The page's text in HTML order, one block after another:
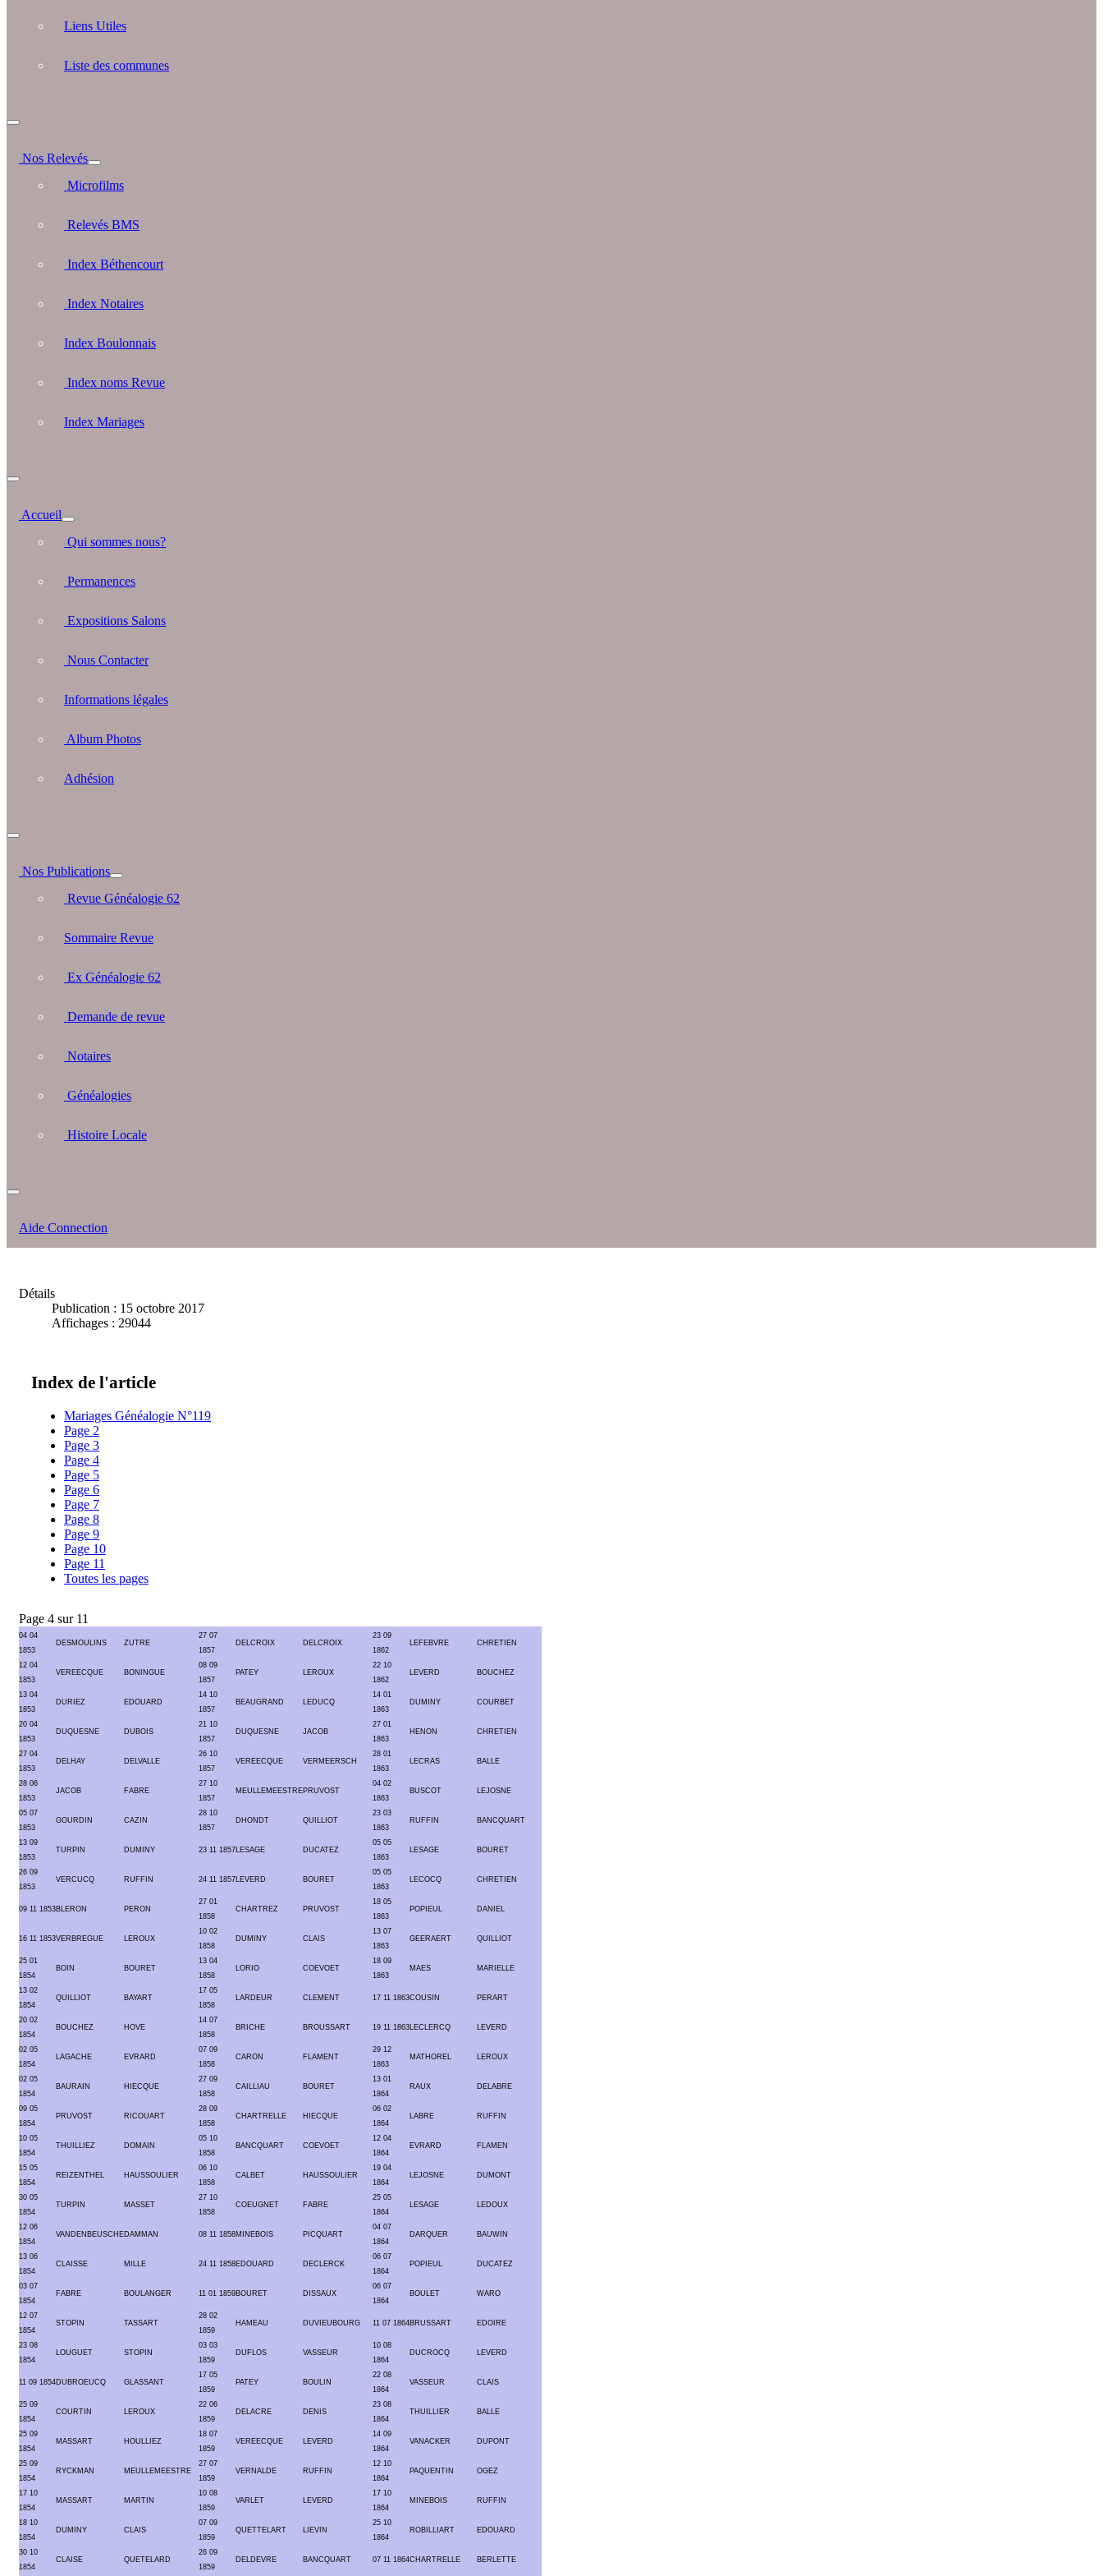
Liens Utiles
Liste des communes
Nos Relevés
Microfilms
Relevés BMS
Index Béthencourt
Index Notaires
Index Boulonnais
Index noms Revue
Index Mariages
Accueil
Qui sommes nous?
Permanences
Expositions Salons
Nous Contacter
Informations légales
Album Photos
Adhésion
Nos Publications
Revue Généalogie 62
Sommaire Revue
Ex Généalogie 62
Demande de revue
Notaires
Généalogies
Histoire Locale
Aide Connection
Détails
Publication : 15 octobre 2017
Affichages : 29044
Index de l'article
Mariages Généalogie N°119
Page 2
Page 3
Page 4
Page 5
Page 6
Page 7
Page 8
Page 9
Page 10
Page 11
Toutes les pages
Page 4 sur 11
04 04
1853
DESMOULINS ZUTRE
27 07
1857
DELCROIX DELCROIX
23 09
1862
LEFEBVRE CHRETIEN
12 04
1853
VEREECQUE BONINGUE
08 09
1857
PATEY LEROUX
22 10
1862
LEVERD BOUCHEZ
13 04
1853
DURIEZ EDOUARD
14 10
1857
BEAUGRAND LEDUCQ
14 01
1863
DUMINY COURBET
20 04
1853
DUQUESNE DUBOIS
21 10
1857
DUQUESNE JACOB
27 01
1863
HENON CHRETIEN
27 04
1853
DELHAY DELVALLE
26 10
1857
VEREECQUE VERMEERSCH
28 01
1863
LECRAS BALLE
28 06
1853
JACOB FABRE
27 10
1857
MEULLEMEESTREPRUVOST
04 02
1863
BUSCOT LEJOSNE
05 07
1853
GOURDIN CAZIN
28 10
1857
DHONDT QUILLIOT
23 03
1863
RUFFIN BANCQUART
13 09
1853
TURPIN DUMINY 23 11 1857LESAGE DUCATEZ
05 05
1863
LESAGE BOURET
26 09
1853
VERCUCQ RUFFIN 24 11 1857LEVERD BOURET
05 05
1863
LECOCQ CHRETIEN
09 11 1853BLERON PERON
27 01
1858
CHARTREZ PRUVOST
18 05
1863
POPIEUL DANIEL
16 11 1853VERBREGUE LEROUX
10 02
1858
DUMINY CLAIS
13 07
1863
GEERAERT QUILLIOT
25 01
1854
BOIN BOURET
13 04
1858
LORIO COEVOET
18 09
1863
MAES MARIELLE
13 02
1854
QUILLIOT BAYART
17 05
1858
LARDEUR CLEMENT 17 11 1863COUSIN PERART
20 02
1854
BOUCHEZ HOVE
14 07
1858
BRICHE BROUSSART 19 11 1863LECLERCQ LEVERD
02 05
1854
LAGACHE EVRARD
07 09
1858
CARON FLAMENT
29 12
1863
MATHOREL LEROUX
02 05
1854
BAURAIN HIECQUE
27 09
1858
CAILLIAU BOURET
13 01
1864
RAUX DELABRE
09 05
1854
PRUVOST RICOUART
28 09
1858
CHARTRELLE HIECQUE
06 02
1864
LABRE RUFFIN
10 05
1854
THUILLIEZ DOMAIN
05 10
1858
BANCQUART COEVOET
12 04
1864
EVRARD FLAMEN
15 05
1854
REIZENTHEL HAUSSOULIER
06 10
1858
CALBET HAUSSOULIER
19 04
1864
LEJOSNE DUMONT
30 05
1854
TURPIN MASSET
27 10
1858
COEUGNET FABRE
25 05
1864
LESAGE LEDOUX
12 06
1854
VANDENBEUSCHEDAMMAN 08 11 1858MINEBOIS PICQUART
04 07
1864
DARQUER BAUWIN
13 06
1854
CLAISSE MILLE 24 11 1858EDOUARD DECLERCK
06 07
1864
POPIEUL DUCATEZ
03 07
1854
FABRE BOULANGER 11 01 1859BOURET DISSAUX
06 07
1864
BOULET WARO
12 07
1854
STOPIN TASSART
28 02
1859
HAMEAU DUVIEUBOURG 11 07 1864BRUSSART EDOIRE
23 08
1854
LOUGUET STOPIN
03 03
1859
DUFLOS VASSEUR
10 08
1864
DUCROCQ LEVERD
11 09 1854DUBROEUCQ GLASSANT
17 05
1859
PATEY BOULIN
22 08
1864
VASSEUR CLAIS
25 09
1854
COURTIN LEROUX
22 06
1859
DELACRE DENIS
23 08
1864
THUILLIER BALLE
25 09
1854
MASSART HOULLIEZ
18 07
1859
VEREECQUE LEVERD
14 09
1864
VANACKER DUPONT
25 09
1854
RYCKMAN MEULLEMEESTRE
27 07
1859
VERNALDE RUFFIN
12 10
1864
PAQUENTIN OGEZ
17 10
1854
MASSART MARTIN
10 08
1859
VARLET LEVERD
17 10
1864
MINEBOIS RUFFIN
18 10
1854
DUMINY CLAIS
07 09
1859
QUETTELART LIEVIN
25 10
1864
ROBILLIART EDOUARD
30 10
1854
CLAISE QUETELARD
26 09
1859
DELDEVRE BANCQUART 07 11 1864CHARTRELLE BERLETTE